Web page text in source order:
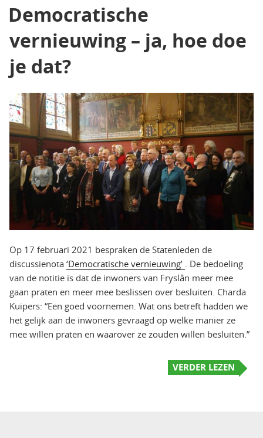
Democratische
vernieuwing – ja, hoe doe
je dat?
Op 17 februari 2021 bespraken de Statenleden de
discussienota ‘Democratische vernieuwing’ . De bedoeling
van de notitie is dat de inwoners van Fryslân meer mee
gaan praten en meer mee beslissen over besluiten. Charda
Kuipers: “Een goed voornemen. Wat ons betreft hadden we
het gelijk aan de inwoners gevraagd op welke manier ze
mee willen praten en waarover ze zouden willen besluiten.”
VERDER LEZEN